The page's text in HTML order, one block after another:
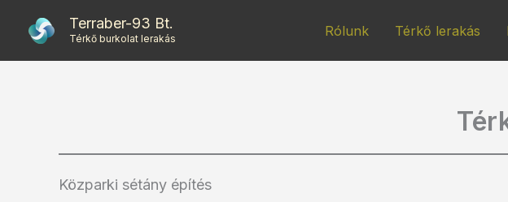
content
Terraber-93 Bt.
Térkő burkolat lerakás Rólunk Térkő lerakás
Közparki sétány építés